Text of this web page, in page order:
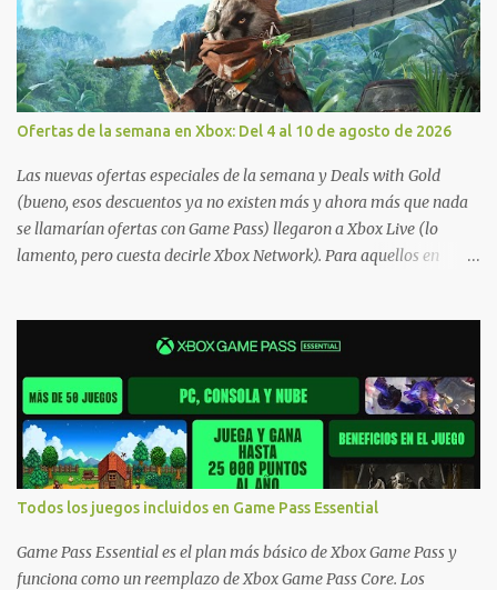
Ofertas de la semana en Xbox: Del 4 al 10 de agosto de 2026
Las nuevas ofertas especiales de la semana y Deals with Gold
(bueno, esos descuentos ya no existen más y ahora más que nada
se llamarían ofertas con Game Pass) llegaron a Xbox Live (lo
lamento, pero cuesta decirle Xbox Network). Para aquellos en
jugarlos y mantener un progreso compartido en Windows PC y
Xbox, y tenemos un listado de juegos compatibles por acá . ¿Aún
necesitas una mano con las compras? Tenemos un tutorial extenso
o en vídeo para que se quiten todas las dudas generales de cómo
hacer compras en Xbox . Podes consultar un listado más completo
de promociones desde xbox.com. El post puede tener
actualizaciones regulares o cambios ante cualquier error. Ofertas
- Argentina Ofertas - Chile Ofertas - Colombia Ofertas - México
Ofertas - Estados Unidos Ofertas - España Todas las ofertas de
Xbox One también aplican a Xbox Series, a excepción de los jue...
Todos los juegos incluidos en Game Pass Essential
Game Pass Essential es el plan más básico de Xbox Game Pass y
funciona como un reemplazo de Xbox Game Pass Core. Los